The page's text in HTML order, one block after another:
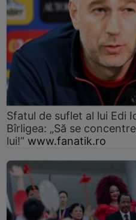
Sfatul de suflet al lui Edi
Bîrligea: „Să se
lui!” www.fanatik.ro